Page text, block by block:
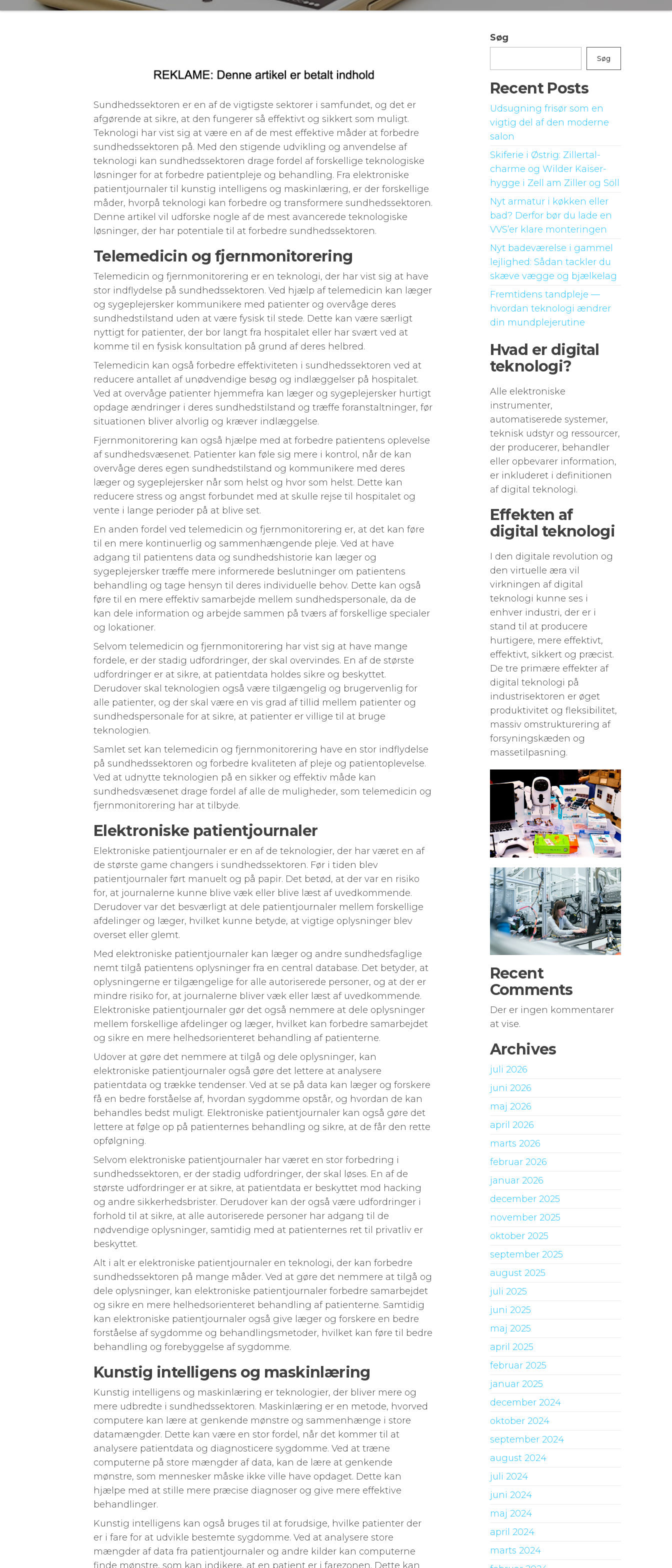
Sundhedssektoren er en af de vigtigste sektorer i samfundet, og det er
afgørende at sikre, at den fungerer så effektivt og sikkert som muligt.
Teknologi har vist sig at være en af de mest effektive måder at forbedre
sundhedssektoren på. Med den stigende udvikling og anvendelse af
teknologi kan sundhedssektoren drage fordel af forskellige teknologiske
løsninger for at forbedre patientpleje og behandling. Fra elektroniske
patientjournaler til kunstig intelligens og maskinlæring, er der forskellige
måder, hvorpå teknologi kan forbedre og transformere sundhedssektoren.
Denne artikel vil udforske nogle af de mest avancerede teknologiske
løsninger, der har potentiale til at forbedre sundhedssektoren.
Telemedicin og fjernmonitorering
Telemedicin og fjernmonitorering er en teknologi, der har vist sig at have
stor indflydelse på sundhedssektoren. Ved hjælp af telemedicin kan læger
og sygeplejersker kommunikere med patienter og overvåge deres
sundhedstilstand uden at være fysisk til stede. Dette kan være særligt
nyttigt for patienter, der bor langt fra hospitalet eller har svært ved at
komme til en fysisk konsultation på grund af deres helbred.
Telemedicin kan også forbedre effektiviteten i sundhedssektoren ved at
reducere antallet af unødvendige besøg og indlæggelser på hospitalet.
Ved at overvåge patienter hjemmefra kan læger og sygeplejersker hurtigt
opdage ændringer i deres sundhedstilstand og træffe foranstaltninger, før
situationen bliver alvorlig og kræver indlæggelse.
Fjernmonitorering kan også hjælpe med at forbedre patientens oplevelse
af sundhedsvæsenet. Patienter kan føle sig mere i kontrol, når de kan
overvåge deres egen sundhedstilstand og kommunikere med deres
læger og sygeplejersker når som helst og hvor som helst. Dette kan
reducere stress og angst forbundet med at skulle rejse til hospitalet og
vente i lange perioder på at blive set.
En anden fordel ved telemedicin og fjernmonitorering er, at det kan føre
til en mere kontinuerlig og sammenhængende pleje. Ved at have
adgang til patientens data og sundhedshistorie kan læger og
sygeplejersker træffe mere informerede beslutninger om patientens
behandling og tage hensyn til deres individuelle behov. Dette kan også
føre til en mere effektiv samarbejde mellem sundhedspersonale, da de
kan dele information og arbejde sammen på tværs af forskellige specialer
og lokationer.
Selvom telemedicin og fjernmonitorering har vist sig at have mange
fordele, er der stadig udfordringer, der skal overvindes. En af de største
udfordringer er at sikre, at patientdata holdes sikre og beskyttet.
Derudover skal teknologien også være tilgængelig og brugervenlig for
alle patienter, og der skal være en vis grad af tillid mellem patienter og
sundhedspersonale for at sikre, at patienter er villige til at bruge
teknologien.
Samlet set kan telemedicin og fjernmonitorering have en stor indflydelse
på sundhedssektoren og forbedre kvaliteten af pleje og patientoplevelse.
Ved at udnytte teknologien på en sikker og effektiv måde kan
sundhedsvæsenet drage fordel af alle de muligheder, som telemedicin og
fjernmonitorering har at tilbyde.
Elektroniske patientjournaler
Elektroniske patientjournaler er en af de teknologier, der har været en af
de største game changers i sundhedssektoren. Før i tiden blev
patientjournaler ført manuelt og på papir. Det betød, at der var en risiko
for, at journalerne kunne blive væk eller blive læst af uvedkommende.
Derudover var det besværligt at dele patientjournaler mellem forskellige
afdelinger og læger, hvilket kunne betyde, at vigtige oplysninger blev
overset eller glemt.
Med elektroniske patientjournaler kan læger og andre sundhedsfaglige
nemt tilgå patientens oplysninger fra en central database. Det betyder, at
oplysningerne er tilgængelige for alle autoriserede personer, og at der er
mindre risiko for, at journalerne bliver væk eller læst af uvedkommende.
Elektroniske patientjournaler gør det også nemmere at dele oplysninger
mellem forskellige afdelinger og læger, hvilket kan forbedre samarbejdet
og sikre en mere helhedsorienteret behandling af patienterne.
Udover at gøre det nemmere at tilgå og dele oplysninger, kan
elektroniske patientjournaler også gøre det lettere at analysere
patientdata og trække tendenser. Ved at se på data kan læger og forskere
få en bedre forståelse af, hvordan sygdomme opstår, og hvordan de kan
behandles bedst muligt. Elektroniske patientjournaler kan også gøre det
lettere at følge op på patienternes behandling og sikre, at de får den rette
opfølgning.
Selvom elektroniske patientjournaler har været en stor forbedring i
sundhedssektoren, er der stadig udfordringer, der skal løses. En af de
største udfordringer er at sikre, at patientdata er beskyttet mod hacking
og andre sikkerhedsbrister. Derudover kan der også være udfordringer i
forhold til at sikre, at alle autoriserede personer har adgang til de
nødvendige oplysninger, samtidig med at patienternes ret til privatliv er
beskyttet.
Alt i alt er elektroniske patientjournaler en teknologi, der kan forbedre
sundhedssektoren på mange måder. Ved at gøre det nemmere at tilgå og
dele oplysninger, kan elektroniske patientjournaler forbedre samarbejdet
og sikre en mere helhedsorienteret behandling af patienterne. Samtidig
kan elektroniske patientjournaler også give læger og forskere en bedre
forståelse af sygdomme og behandlingsmetoder, hvilket kan føre til bedre
behandling og forebyggelse af sygdomme.
Kunstig intelligens og maskinlæring
Kunstig intelligens og maskinlæring er teknologier, der bliver mere og
mere udbredte i sundhedssektoren. Maskinlæring er en metode, hvorved
computere kan lære at genkende mønstre og sammenhænge i store
datamængder. Dette kan være en stor fordel, når det kommer til at
analysere patientdata og diagnosticere sygdomme. Ved at træne
computerne på store mængder af data, kan de lære at genkende
mønstre, som mennesker måske ikke ville have opdaget. Dette kan
hjælpe med at stille mere præcise diagnoser og give mere effektive
behandlinger.
Kunstig intelligens kan også bruges til at forudsige, hvilke patienter der
er i fare for at udvikle bestemte sygdomme. Ved at analysere store
mængder af data fra patientjournaler og andre kilder kan computerne
finde mønstre, som kan indikere, at en patient er i farezonen. Dette kan
Søg
Søg
Recent Posts
Udsugning frisør som en
vigtig del af den moderne
salon
Skiferie i Østrig: Zillertal-
charme og Wilder Kaiser-
hygge i Zell am Ziller og Söll
Nyt armatur i køkken eller
bad? Derfor bør du lade en
VVS’er klare monteringen
Nyt badeværelse i gammel
lejlighed: Sådan tackler du
skæve vægge og bjælkelag
Fremtidens tandpleje —
hvordan teknologi ændrer
din mundplejerutine
Hvad er digital
teknologi?
Alle elektroniske
instrumenter,
automatiserede systemer,
teknisk udstyr og ressourcer,
der producerer, behandler
eller opbevarer information,
er inkluderet i definitionen
af ​​digital teknologi.
Effekten af ​​
digital teknologi
I den digitale revolution og
den virtuelle æra vil
virkningen af ​​digital
teknologi kunne ses i
enhver industri, der er i
stand til at producere
hurtigere, mere effektivt,
effektivt, sikkert og præcist.
De tre primære effekter af
digital teknologi på
industrisektoren er øget
produktivitet og fleksibilitet,
massiv omstrukturering af
forsyningskæden og
massetilpasning.
Recent
Comments
Der er ingen kommentarer
at vise.
Archives
juli 2026
juni 2026
maj 2026
april 2026
marts 2026
februar 2026
januar 2026
december 2025
november 2025
oktober 2025
september 2025
august 2025
juli 2025
juni 2025
maj 2025
april 2025
februar 2025
januar 2025
december 2024
oktober 2024
september 2024
august 2024
juli 2024
juni 2024
maj 2024
april 2024
marts 2024